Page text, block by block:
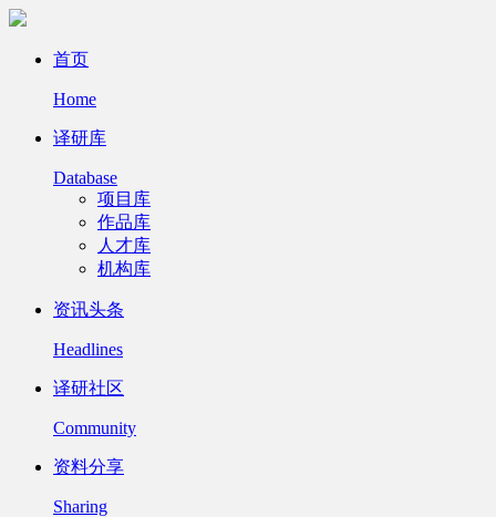
首页
Home
译研库
Database
项目库
作品库
人才库
机构库
资讯头条
Headlines
译研社区
Community
资料分享
Sharing